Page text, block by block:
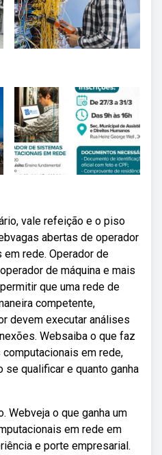
vale refeição e o piso
abertas de operador
rede. Operador de
de máquina e mais
que uma rede de
competente,
devem executar análises
Websaiba o que faz
em rede,
se qualificar e quanto ganha
Webveja o que ganha um
em rede em
e porte empresarial.